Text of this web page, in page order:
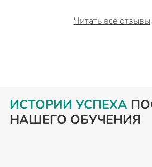
Читать все отзывы
ИСТОРИИ УСПЕХА
НАШЕГО ОБУЧЕНИЯ